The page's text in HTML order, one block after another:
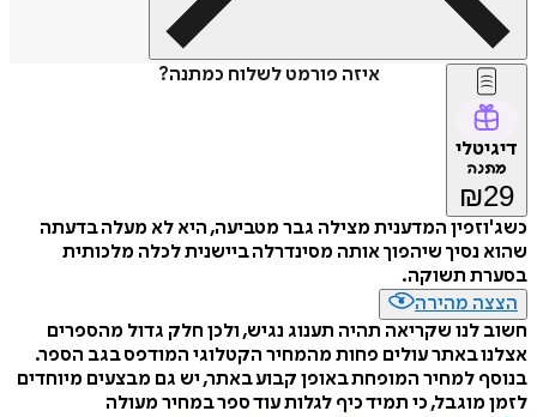
איזה פורמט לשלוח כמתנה?
דיגיטלי
מתנה
₪29
כשג'וזפין המדענית מצילה גבר מטביעה, היא לא מעלה בדעתה
שהוא נסיך שיהפוך אותה מסינדרלה ביישנית לכלה מלכותית
בסערת תשוקה.
הצצה מהירה
חשוב לנו שקריאה תהיה תענוג נגיש, ולכן חלק גדול מהספרים
אצלנו באתר עולים פחות מהמחיר הקטלוגי המודפס בגב הספר.
בנוסף למחיר המופחת באופן קבוע באתר, יש גם מבצעים מיוחדים
לזמן מוגבל, כי תמיד כיף לגלות עוד ספר במחיר מעולה